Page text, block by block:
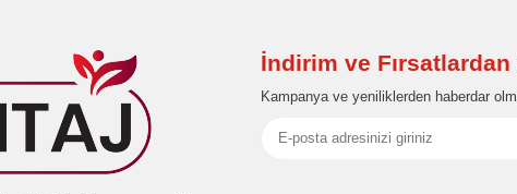
İndirim ve Fırsatlardan
Kampanya ve yeniliklerden haberdar